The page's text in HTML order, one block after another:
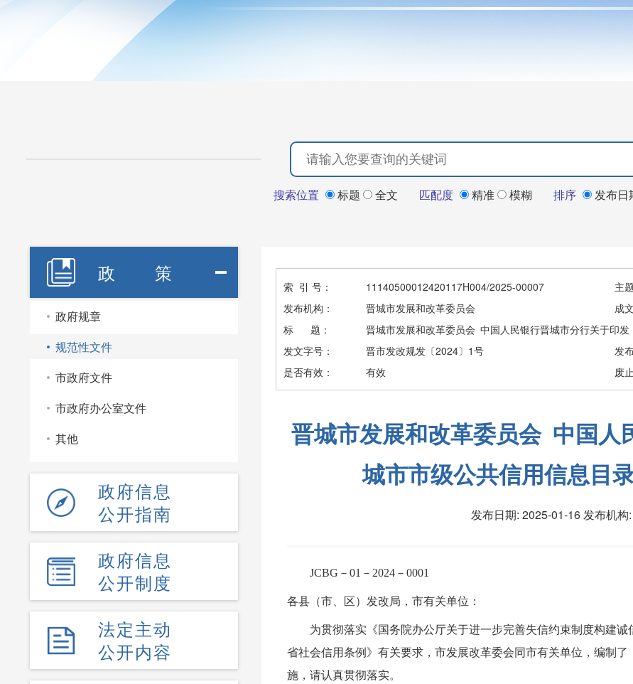
搜索位置 标题 全文 匹配度 精准 模糊 排序 发布日
政 策
政府规章
规范性文件
市政府文件
市政府办公室文件
其他
政府信息
公开指南
政府信息
公开制度
法定主动
公开内容
索 引 号： 11140500012420117H004/2025-00007 主
发布机构：
晋城市发展和改革委员会 成
标 题：
晋城市发展和改革委员会 中国人民银行晋城市分行关于印
发文字号：
晋市发改规发〔2024〕1号 发
是否有效：
有效 废
晋城市发展和改革委员会 中国人
城市市级公共信用信息目
发布日期: 2025-01-16发布机构:
JCBG－01－2024－0001
各县（市、区）发改局，市有关单位：
为贯彻落实《国务院办公厅关于进一步完善失信约束制度构建
省社会信用条例》有关要求，市发展改革委会同市有关单位，编制
施，请认真贯彻落实。